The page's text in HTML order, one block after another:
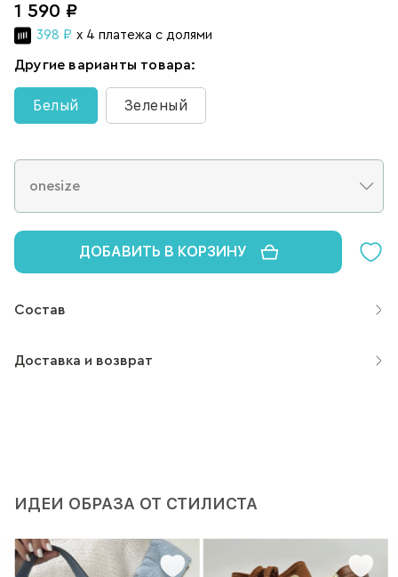
1 590 ₽
398 ₽ x 4 платежа с долями
Другие варианты товара:
Белый Зеленый
ДОБАВИТЬ В КОРЗИНУ
Состав
Доставка и возврат
ИДЕИ ОБРАЗА ОТ СТИЛИСТА